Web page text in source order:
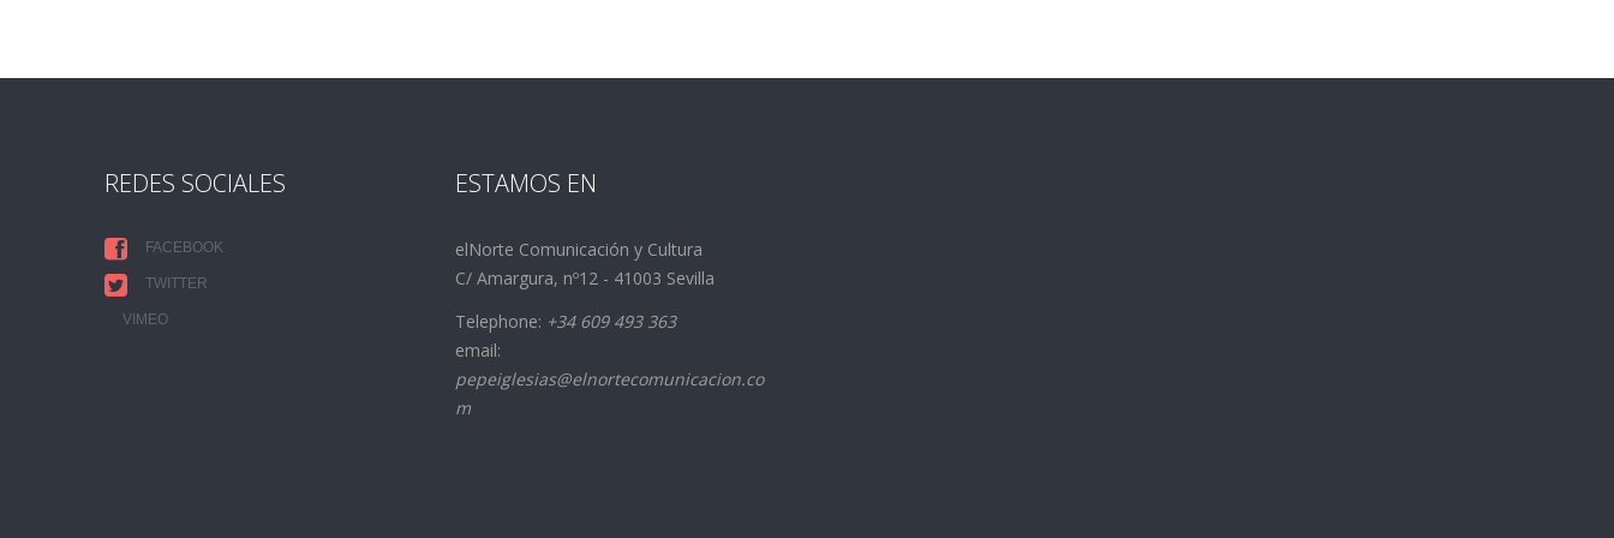
REDES SOCIALES
FACEBOOK
TWITTER
VIMEO
ESTAMOS EN
elNorte Comunicación y Cultura
C/ Amargura, nº12 - 41003 Sevilla
Telephone: +34 609 493 363
email:
pepeiglesias@elnortecomunicacion.co
m